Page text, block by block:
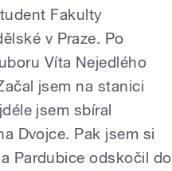
Fakulty
v Praze. Po
Víta Nejedlého
jsem na stanici
jsem sbíral
Dvojce. Pak jsem si
Pardubice odskočil do